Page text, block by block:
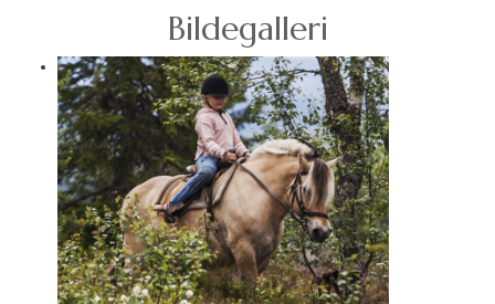
Bildegalleri